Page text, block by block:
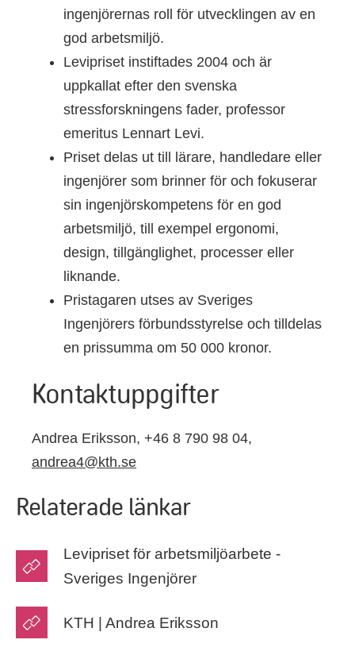
ingenjörernas roll för utvecklingen av en
god arbetsmiljö.
Levipriset instiftades 2004 och är
uppkallat efter den svenska
stressforskningens fader, professor
emeritus Lennart Levi.
Priset delas ut till lärare, handledare eller
ingenjörer som brinner för och fokuserar
sin ingenjörskompetens för en god
arbetsmiljö, till exempel ergonomi,
design, tillgänglighet, processer eller
liknande.
Pristagaren utses av Sveriges
Ingenjörers förbundsstyrelse och tilldelas
en prissumma om 50 000 kronor.
Kontaktuppgifter
Andrea Eriksson, +46 8 790 98 04,
andrea4@kth.se
Relaterade länkar
Levipriset för arbetsmiljöarbete -
Sveriges Ingenjörer
KTH | Andrea Eriksson